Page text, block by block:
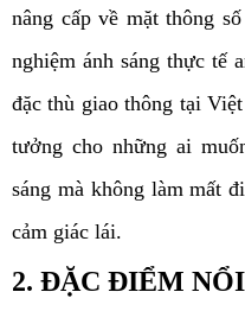
nâng cấp về mặt thông
nghiệm ánh sáng thực tế
đặc thù giao thông tại
tưởng cho những ai
sáng mà không làm mất
cảm giác lái.
2. ĐẶC ĐIỂM